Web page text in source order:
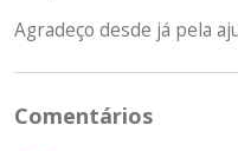
Agradeço desde já pela
Comentários